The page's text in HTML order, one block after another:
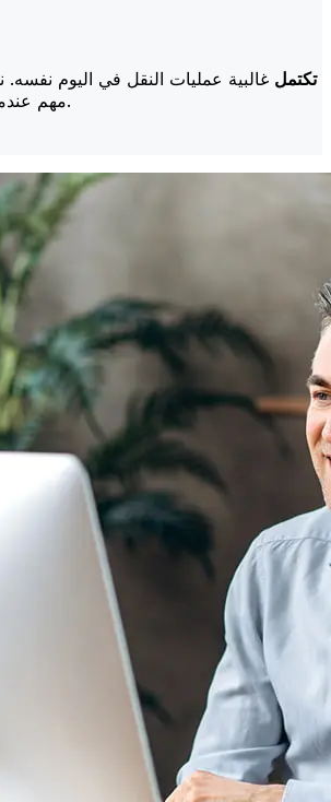
تكتمل غالبية عمليات النقل في اليوم
مهم عندما يتعلق الأمر بأموالك.